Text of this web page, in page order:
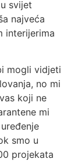
svijet
najveća
interijerima
mogli vidjeti
no mi
koji ne
mi
smo u
projekata